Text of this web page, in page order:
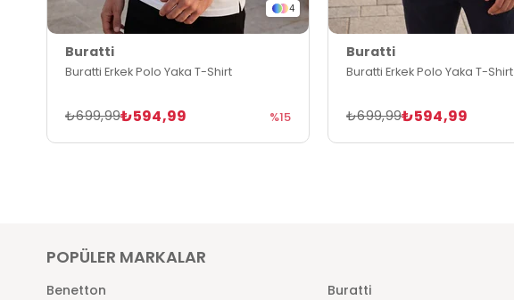
4
Buratti
Buratti Erkek Polo Yaka T-Shirt
₺594,99
₺699,99 %15
Buratti
Buratti Erkek Polo Yaka T-Shirt
₺594,99
₺699,99
POPÜLER MARKALAR
Benetton
Buratti